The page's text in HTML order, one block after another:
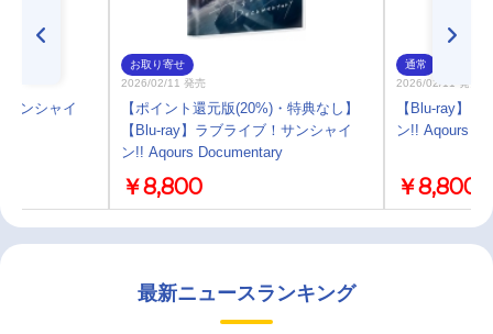
サンシャイ
お取り寄せ
2026/02/11 発売
【ポイント還元版(20%)・特典なし】
【Blu-ray】ラブライブ！サンシャイ
ン!! Aqours Documentary
￥8,800
通常
2026/02/11 発売
【Blu-ray】
ン!! Aqours
￥8,800
最新ニュースランキング